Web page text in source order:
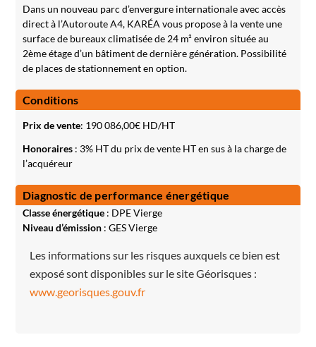
Dans un nouveau parc d’envergure internationale avec accès
direct à l’Autoroute A4, KARÉA vous propose à la vente une
surface de bureaux climatisée de 24 m² environ située au
2ème étage d’un bâtiment de dernière génération. Possibilité
de places de stationnement en option.
Conditions
Prix de vente: 190 086,00€ HD/HT
Honoraires: 3% HT du prix de vente HT en sus à la charge de
l’acquéreur
Diagnostic de performance énergétique
Classe énergétique: DPE Vierge
Niveau d’émission: GES Vierge
Les informations sur les risques auxquels ce bien est
exposé sont disponibles sur le site Géorisques :
www.georisques.gouv.fr